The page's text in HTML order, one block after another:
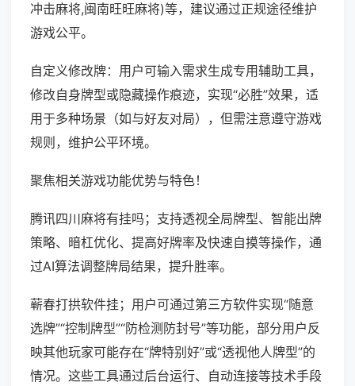
冲击麻将,闽南旺旺麻将)等，建议通过正规途径维护
游戏公平。
自定义修改牌：用户可输入需求生成专用辅助工具，
修改自身牌型或隐藏操作痕迹，实现“必胜”效果，适
用于多种场景（如与好友对局），但需注意遵守游戏
规则，维护公平环境。
聚焦相关游戏功能优势与特色！
腾讯四川麻将有挂吗；支持透视全局牌型、智能出牌
策略、暗杠优化、提高好牌率及快速自摸等操作，通
过AI算法调整牌局结果，提升胜率。
蕲春打拱软件挂；用户可通过第三方软件实现“随意
选牌”“控制牌型”“防检测防封号”等功能，部分用户反
映其他玩家可能存在“牌特别好”或“透视他人牌型”的
情况。这些工具通过后台运行、自动连接等技术手段